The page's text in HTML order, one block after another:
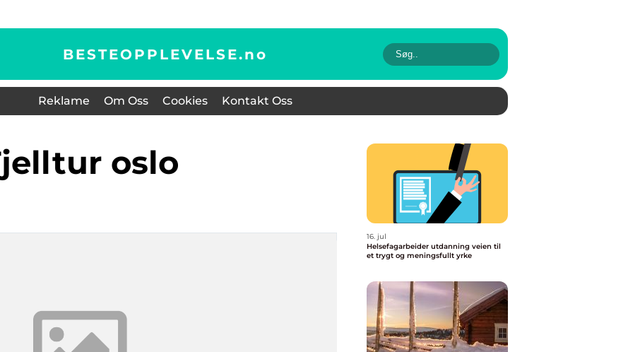
BESTEOPPLEVELSE.no
Reklame Om Oss Cookies Kontakt Oss
fjelltur oslo
16. jul
Helsefagarbeider utdanning veien til
et trygt og meningsfullt yrke